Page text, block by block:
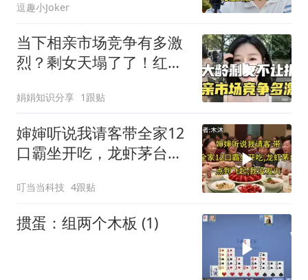
逗趣小Joker
当下相亲市场竞争有多激
烈？剩女天塌了了！红娘
娟娟知识分享 1跟贴
婶婶听说我请客带全家12
口霸坐开吃，龙虾茅台点
叮当当科技 4跟贴
掼蛋：组两个木板 (1)